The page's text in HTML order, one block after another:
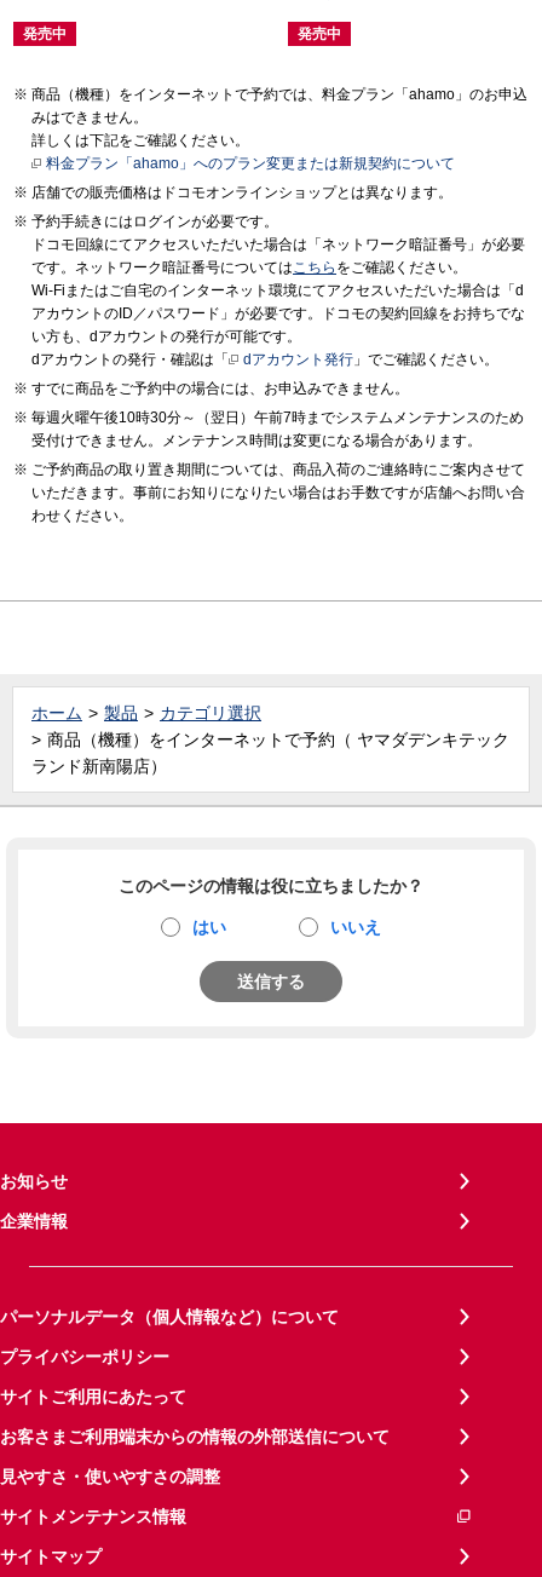
発売中 発売中
商品（機種）をインターネットで予約では、料金プラン「ahamo」のお申込
みはできません。
詳しくは下記をご確認ください。
料金プラン「ahamo」へのプラン変更または新規契約について
店舗での販売価格はドコモオンラインショップとは異なります。
予約手続きにはログインが必要です。
ドコモ回線にてアクセスいただいた場合は「ネットワーク暗証番号」が必要
です。ネットワーク暗証番号については こちら をご確認ください。
Wi-Fiまたはご自宅のインターネット環境にてアクセスいただいた場合は「d
アカウントのID／パスワード」が必要です。ドコモの契約回線をお持ちでな
い方も、dアカウントの発行が可能です。
dアカウントの発行・確認は「
dアカウント発行 」でご確認ください。
すでに商品をご予約中の場合には、お申込みできません。
毎週火曜午後10時30分～（翌日）午前7時までシステムメンテナンスのため
受付けできません。メンテナンス時間は変更になる場合があります。
ご予約商品の取り置き期間については、商品入荷のご連絡時にご案内させて
いただきます。事前にお知りになりたい場合はお手数ですが店舗へお問い合
わせください。
ホーム 製品
カテゴリ選択
商品（機種）をインターネットで予約（ ヤマダデンキテック
ランド新南陽店）
このページの情報は役に立ちましたか？
はい いいえ
送信する
お知らせ
企業情報
パーソナルデータ（個人情報など）について
プライバシーポリシー
サイトご利用にあたって
お客さまご利用端末からの情報の外部送信について
見やすさ・使いやすさの調整
サイトメンテナンス情報
サイトマップ